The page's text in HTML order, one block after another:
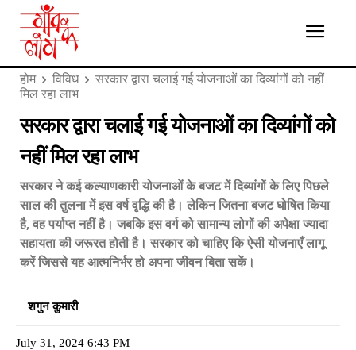
होम विविध
सरकार द्वारा चलाई गई योजनाओं का दिव्यांगों को नहीं
मिल रहा लाभ
सरकार द्वारा चलाई गई योजनाओं का दिव्यांगों को
नहीं मिल रहा लाभ
सरकार ने कई कल्याणकारी योजनाओं के बजट में दिव्यांगों के लिए पिछले
साल की तुलना में इस वर्ष वृद्धि की है। लेकिन जितना बजट घोषित किया
है, वह पर्याप्त नहीं है। जबकि इस वर्ग को सामान्य लोगों की अपेक्षा ज्यादा
सहायता की जरूरत होती है। सरकार को चाहिए कि ऐसी योजनाएँ लागू
करें जिससे यह आत्मनिर्भर हो अपना जीवन बिता सकें।
शगुन कुमारी
July 31, 2024 6:43 PM